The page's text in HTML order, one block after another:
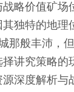
略价值矿
独特的地
那般丰沛，
讲究策略
深度解析与